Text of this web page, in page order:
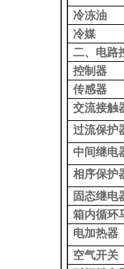
冷冻油
冷媒
二、电路
控制器
传感器
交流接触
过流保护
中间继电
相序保护
固态继电
箱内循环
电加热器
空气开关